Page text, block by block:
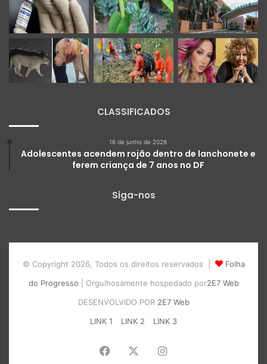
CLASSIFICADOS
16 de junho de 2026
Adolescentes acendem rojão dentro de lanchonete e
ferem criança de 7 anos no DF
Siga-nos
© Copyright 2026, Todos os direitos reservados |
Folha
do Progresso | Orgulhosamente hospedado por2E7 Web
DESENVOLVIDO POR 2E7 Web
LINK 1
LINK 2 LINK 3
Facebook Instagram